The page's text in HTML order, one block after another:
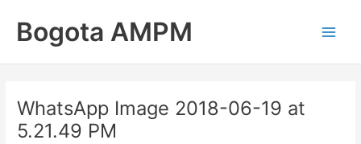
contenido
Bogota AMPM
WhatsApp Image 2018-06-19 at
5.21.49 PM